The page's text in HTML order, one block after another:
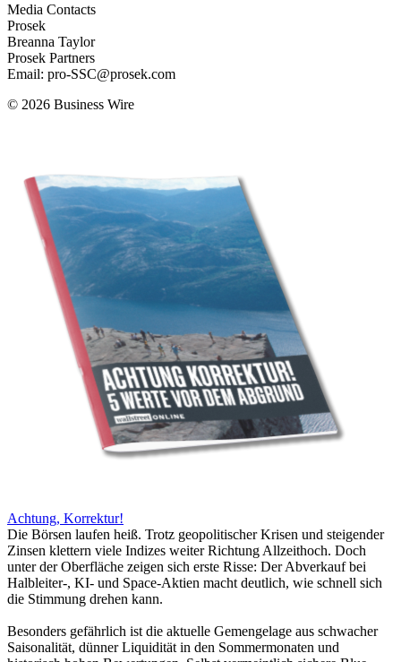
Media Contacts
Prosek
Breanna Taylor
Prosek Partners
Email: pro-SSC@prosek.com
© 2026 Business Wire
Achtung, Korrektur!
Die Börsen laufen heiß. Trotz geopolitischer Krisen und steigender
Zinsen klettern viele Indizes weiter Richtung Allzeithoch. Doch
unter der Oberfläche zeigen sich erste Risse: Der Abverkauf bei
Halbleiter-, KI- und Space-Aktien macht deutlich, wie schnell sich
die Stimmung drehen kann.
Besonders gefährlich ist die aktuelle Gemengelage aus schwacher
Saisonalität, dünner Liquidität in den Sommermonaten und